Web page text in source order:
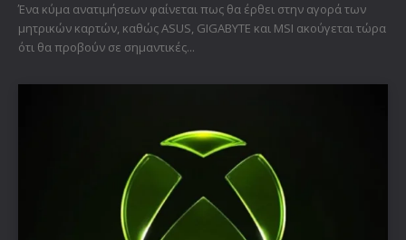
Ένα κύμα ανατιμήσεων φαίνεται πως θα έρθει στην αγορά των
μητρικών καρτών, καθώς ASUS, GIGABYTE και MSI ακούγεται τώρα
ότι θα προβούν σε σημαντικές...